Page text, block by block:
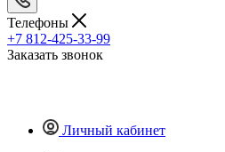
Телефоны
+7 812-425-33-99
Заказать звонок
Личный кабинет